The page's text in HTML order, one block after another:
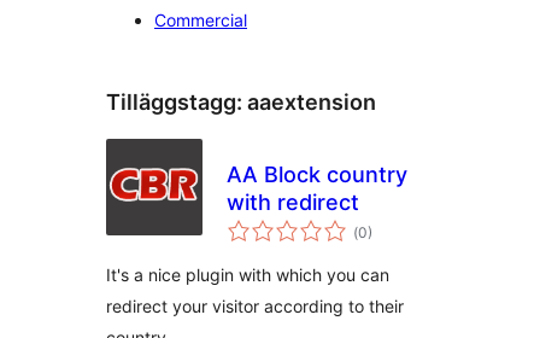
Commercial
Tilläggstagg: aaextension
AA Block country
with redirect
(Totalt
antal
0)
It's a nice plugin with which you can
redirect your visitor according to their